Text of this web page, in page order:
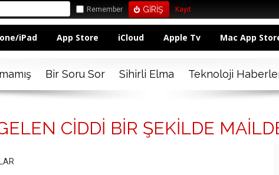
Remember Kayıt
iPad App Store iCloud Apple Tv Mac App
Bir Soru Sor Sihirli Elma Teknoloji
CİDDİ BİR ŞEKİLDE